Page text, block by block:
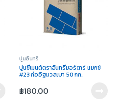
ปูนอินทรี
ปูนซีเมนต์ตราอินทรีมอร์ตาร์ แมกช์
#23 ก่ออิฐมวลเบา 50 กก.
฿180.00